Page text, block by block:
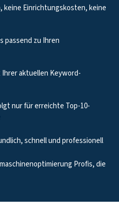
keine Einrichtungskosten, keine
passend zu Ihren
aktuellen Keyword-
nur für erreichte Top-10-
schnell und professionell
Profis, die